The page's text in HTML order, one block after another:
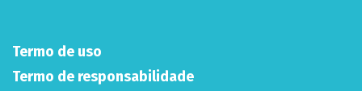
Termo de uso
Termo de responsabilidade